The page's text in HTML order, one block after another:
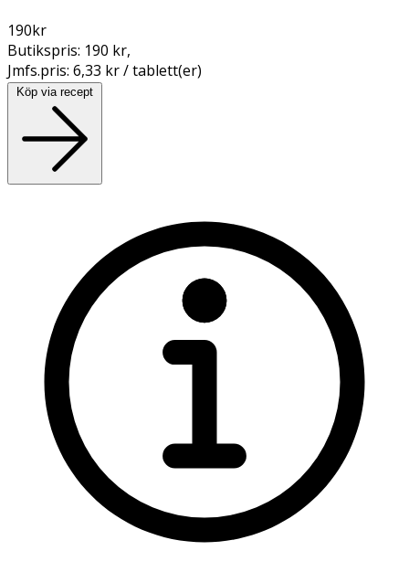
190kr
Butikspris: 190 kr,
Jmfs.pris: 6,33 kr / tablett(er)
Köp via recept